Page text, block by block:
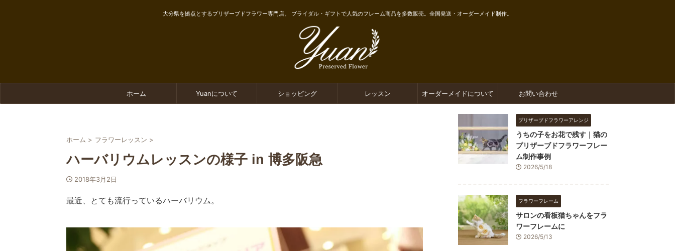
大分県を拠点とするプリザーブドフラワー専門店。 ブライダル・ギフトで人気のフレーム商品を多数販売。全国発送・オーダーメイド制作。
ホーム Yuanについて ショッピング レッスン オーダーメイドについて お問い合わせ
ホーム > フラワーレッスン >
ハーバリウムレッスンの様子 in 博多阪急
2018年3月2日
最近、とても流行っているハーバリウム。
プリザーブドフラワーアレンジ
うちの子をお花で残す｜猫の
プリザーブドフラワーフレー
ム制作事例
2026/5/18
フラワーフレーム
サロンの看板猫ちゃんをフラ
ワーフレームに
2026/5/13